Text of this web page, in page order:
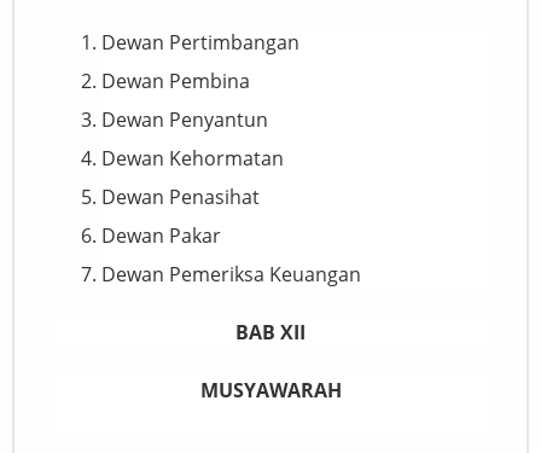
Dewan Pertimbangan
Dewan Pembina
Dewan Penyantun
Dewan Kehormatan
Dewan Penasihat
Dewan Pakar
Dewan Pemeriksa Keuangan
BAB XII
MUSYAWARAH